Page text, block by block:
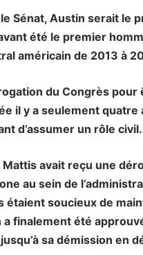
Sénat, Austin serait le
été le premier
américain de 2013 à
du Congrès
il y a seulement
d’assumer un rôle civil.
avait reçu une
au sein de
étaient soucieux de
a finalement été
sa démission en